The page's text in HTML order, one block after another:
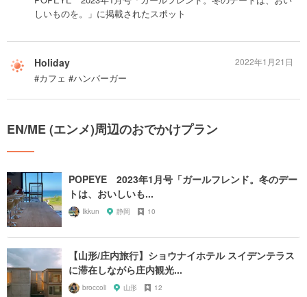
しいものを。」に掲載されたスポット
Holiday
#カフェ #ハンバーガー
2022年1月21日
EN/ME (エンメ)周辺のおでかけプラン
POPEYE 2023年1月号「ガールフレンド。冬のデー
トは、おいしいも...
Ikkun 静岡 10
【山形/庄内旅行】ショウナイホテル スイデンテラス
に滞在しながら庄内観光...
broccoli 山形 12